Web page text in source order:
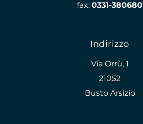
fax: 0331-380680
Indirizzo
Via Orrù, 1
21052
Busto Arsizio